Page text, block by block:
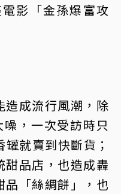
影「金孫爆富攻
成流行風潮，除
，一次受訪時只
就賣到快斷貨；
品店，也造成轟
「絲綢餅」，也